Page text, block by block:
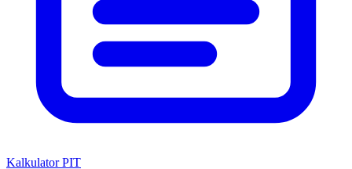
Kalkulator PIT